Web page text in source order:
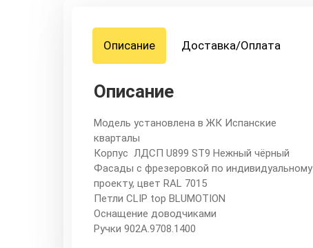
Описание Доставка/Оплата
Описание
Модель установлена в ЖК Испанские
кварталы
Корпус ЛДСП U899 ST9 Нежный чёрный
Фасады с фрезеровкой по индивидуальному
проекту, цвет RAL 7015
Петли CLIP top BLUMOTION
Оснащение доводчиками
Ручки 902A.9708.1400